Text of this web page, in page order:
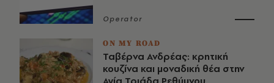
Operator
ON MY ROAD
Ταβέρνα Ανδρέας: κρητική
κουζίνα και μοναδική θέα στην